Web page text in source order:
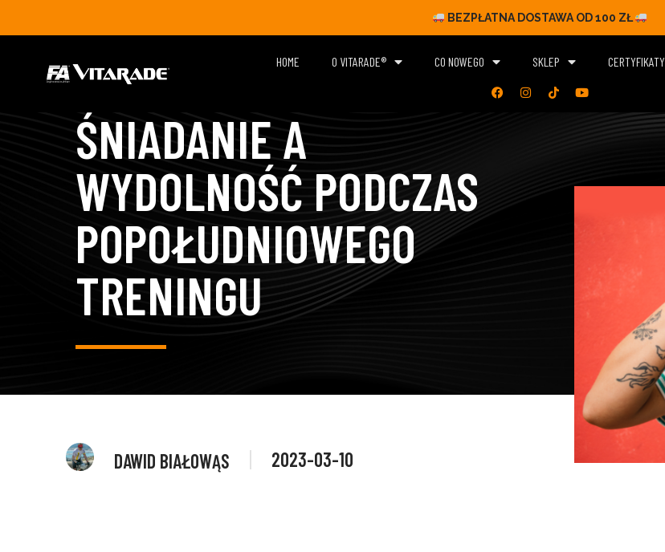
BEZPŁATNA DOSTAWA OD 100 ZŁ
HOME O VITARADE® CO NOWEGO SKLEP CERTYFIKATY
ŚNIADANIE A
WYDOLNOŚĆ PODCZAS
POPOŁUDNIOWEGO
TRENINGU
DAWID BIAŁOWĄS 2023-03-10